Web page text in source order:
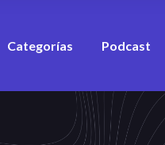
Categorías
Desarrollo Personal
Podcast
Equipos
Sustentabilidad